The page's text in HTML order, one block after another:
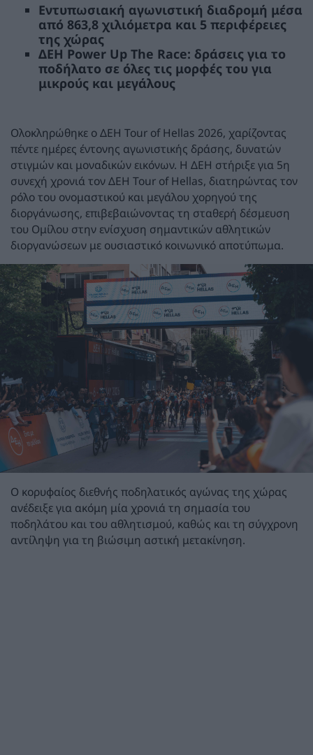
Εντυπωσιακή αγωνιστική διαδρομή μέσα
από 863,8 χιλιόμετρα και 5 περιφέρειες
της χώρας
ΔΕΗ Power Up The Race: δράσεις για το
ποδήλατο σε όλες τις μορφές του για
μικρούς και μεγάλους
Ολοκληρώθηκε ο ΔΕΗ Tour of Hellas 2026, χαρίζοντας
πέντε ημέρες έντονης αγωνιστικής δράσης, δυνατών
στιγμών και μοναδικών εικόνων. Η ΔΕΗ στήριξε για 5η
συνεχή χρονιά τον ΔΕΗ Tour of Hellas, διατηρώντας τον
ρόλο του ονομαστικού και μεγάλου χορηγού της
διοργάνωσης, επιβεβαιώνοντας τη σταθερή δέσμευση
του Ομίλου στην ενίσχυση σημαντικών αθλητικών
διοργανώσεων με ουσιαστικό κοινωνικό αποτύπωμα.
Ο κορυφαίος διεθνής ποδηλατικός αγώνας της χώρας
ανέδειξε για ακόμη μία χρονιά τη σημασία του
ποδηλάτου και του αθλητισμού, καθώς και τη σύγχρονη
αντίληψη για τη βιώσιμη αστική μετακίνηση.